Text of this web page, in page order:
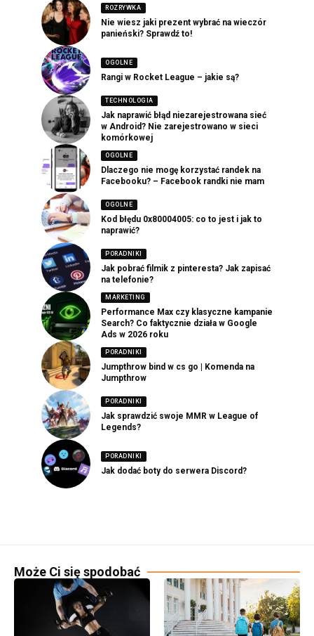
ROZRYWKA
Nie wiesz jaki prezent wybrać na wieczór
panieński? Sprawdź to!
OGOLNE
Rangi w Rocket League – jakie są?
TECHNOLOGIA
Jak naprawić błąd niezarejestrowana sieć
w Android? Nie zarejestrowano w sieci
komórkowej
OGOLNE
Dlaczego nie mogę korzystać randek na
Facebooku? – Facebook randki nie mam
OGOLNE
Kod błędu 0x80004005: co to jest i jak to
naprawić?
PORADNIKI
Jak pobrać filmik z pinteresta? Jak zapisać
na telefonie?
MARKETING
Performance Max czy klasyczne kampanie
Search? Co faktycznie działa w Google
Ads w 2026 roku
PORADNIKI
Jumpthrow bind w cs go | Komenda na
Jumpthrow
PORADNIKI
Jak sprawdzić swoje MMR w League of
Legends?
PORADNIKI
Jak dodać boty do serwera Discord?
Może Ci się spodobać